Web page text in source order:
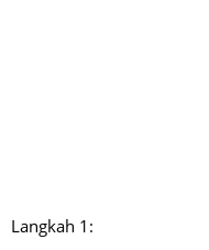
Langkah 1: